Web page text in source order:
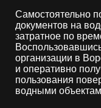
Самостоятельно
документов на
затратное по
организации в
и оперативно
пользования
водными